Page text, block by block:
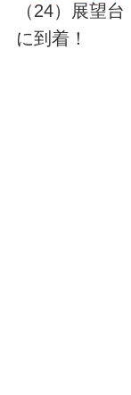
（24）展望台
に到着！